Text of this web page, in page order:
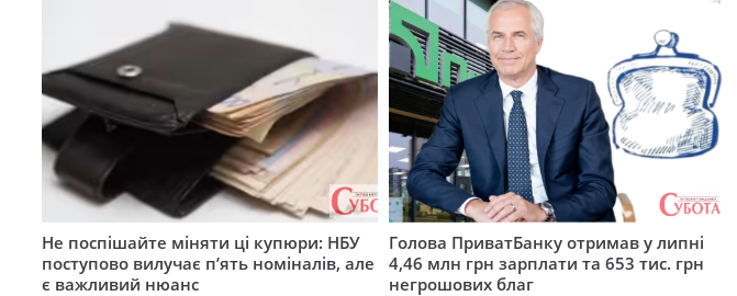
Не поспішайте міняти ці купюри: НБУ
поступово вилучає п’ять номіналів, але
є важливий нюанс
Голова ПриватБанку отримав у липні
4,46 млн грн зарплати та 653 тис. грн
негрошових благ